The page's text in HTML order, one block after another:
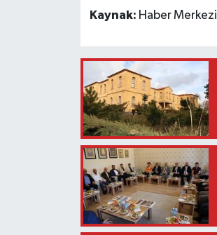
Kaynak: Haber Merkezi